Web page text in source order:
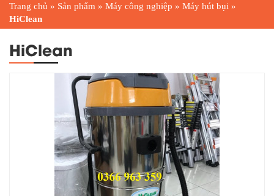
Trang chủ » Sản phẩm » Máy công nghiệp » Máy hút bụi »
HiClean
HiClean